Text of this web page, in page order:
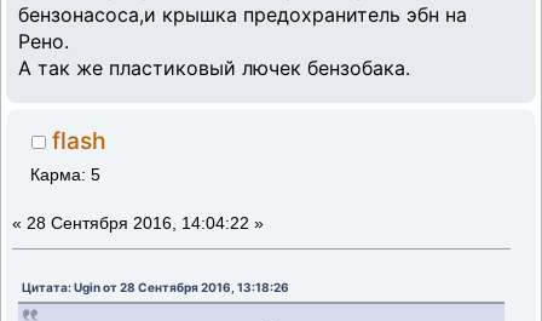
бензонасоса,и крышка предохранитель эбн на
Рено.
А так же пластиковый лючек бензобака.
flash
Карма: 5
« 28 Сентября 2016, 14:04:22 »
Цитата: Ugin от 28 Сентября 2016, 13:18:26